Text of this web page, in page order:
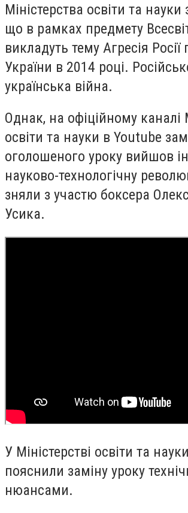
Міністерства освіти та науки
що в рамках предмету
викладуть тему Агресія Росії
України в 2014 році.
українська війна.
Однак, на офіційному каналі
освіти та науки в Youtube
оголошеного уроку вийшов
науково-технологічну
зняли з участю боксера
Усика.
У Міністерстві освіти та
пояснили заміну уроку
нюансами.